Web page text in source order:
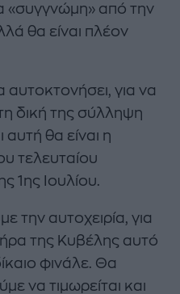
«συγγνώμη» από την
θα είναι πλέον
αυτοκτονήσει, για να
δική της σύλληψη
αυτή θα είναι η
τελευταίου
1ης Ιουλίου.
την αυτοχειρία, για
της Κυβέλης αυτό
φινάλε. Θα
να τιμωρείται και